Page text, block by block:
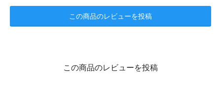
この商品のレビューを投稿
この商品のレビューを投稿